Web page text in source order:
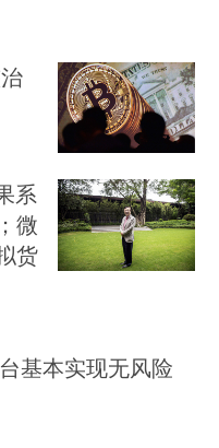
系
微
货
基本实现无风险